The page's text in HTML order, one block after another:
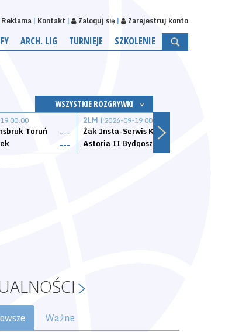
Reklama Kontakt Zaloguj się Zarejestruj konto
ARCH. LIG TURNIEJE SZKOLENIE
WSZYSTKIE ROZGRYWKI
00:00
Toruń
---
---
2LM | 2026-09-19 00:00
Żak Insta-Serwis Koszalin
Astoria II Bydgoszcz
Ważne